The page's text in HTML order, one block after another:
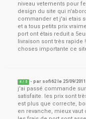
niveau vetements pour
design du site qui
commander et j'ai etais
et a tous petits prix
port ont étais reduit a
livraison sont très rapide !
choses importante ce
4 / 5 - par sofi62 le 25/09/2011
j'ai passé commande
satisfaite. les prix sont
est plus que correcte,
en revanche, mieux